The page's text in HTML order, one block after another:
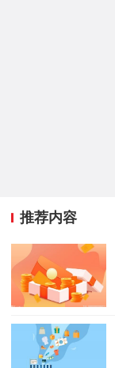
推荐内容